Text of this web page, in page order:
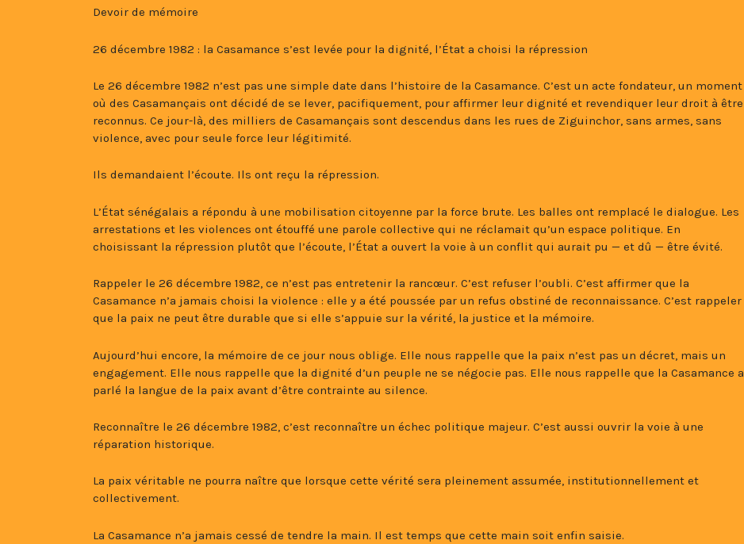
Devoir de mémoire
26 décembre 1982 : la Casamance s’est levée pour la dignité, l’État a choisi la répression
Le 26 décembre 1982 n’est pas une simple date dans l’histoire de la Casamance. C’est un acte fondateur, un moment
où des Casamançais ont décidé de se lever, pacifiquement, pour affirmer leur dignité et revendiquer leur droit à être
reconnus. Ce jour-là, des milliers de Casamançais sont descendus dans les rues de Ziguinchor, sans armes, sans
violence, avec pour seule force leur légitimité.
Ils demandaient l’écoute. Ils ont reçu la répression.
L’État sénégalais a répondu à une mobilisation citoyenne par la force brute. Les balles ont remplacé le dialogue. Les
arrestations et les violences ont étouffé une parole collective qui ne réclamait qu’un espace politique. En
choisissant la répression plutôt que l’écoute, l’État a ouvert la voie à un conflit qui aurait pu — et dû — être évité.
Rappeler le 26 décembre 1982, ce n’est pas entretenir la rancœur. C’est refuser l’oubli. C’est affirmer que la
Casamance n’a jamais choisi la violence : elle y a été poussée par un refus obstiné de reconnaissance. C’est rappeler
que la paix ne peut être durable que si elle s’appuie sur la vérité, la justice et la mémoire.
Aujourd’hui encore, la mémoire de ce jour nous oblige. Elle nous rappelle que la paix n’est pas un décret, mais un
engagement. Elle nous rappelle que la dignité d’un peuple ne se négocie pas. Elle nous rappelle que la Casamance a
parlé la langue de la paix avant d’être contrainte au silence.
Reconnaître le 26 décembre 1982, c’est reconnaître un échec politique majeur. C’est aussi ouvrir la voie à une
réparation historique.
La paix véritable ne pourra naître que lorsque cette vérité sera pleinement assumée, institutionnellement et
collectivement.
La Casamance n’a jamais cessé de tendre la main. Il est temps que cette main soit enfin saisie.